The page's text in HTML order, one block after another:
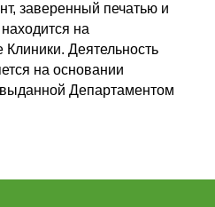
заверенный печатью и
на
Деятельность
на основании
Департаментом